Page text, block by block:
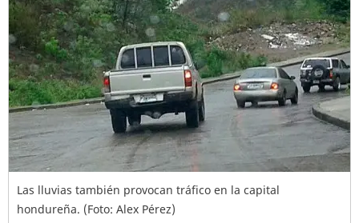
Las lluvias también provocan tráfico en la capital
hondureña. (Foto: Alex Pérez)